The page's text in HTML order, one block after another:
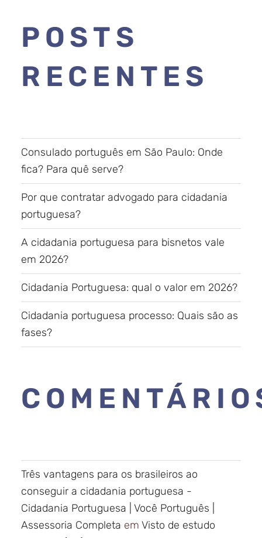
POSTS
RECENTES
Consulado português em São Paulo: Onde
fica? Para quê serve?
Por que contratar advogado para cidadania
portuguesa?
A cidadania portuguesa para bisnetos vale
em 2026?
Cidadania Portuguesa: qual o valor em 2026?
Cidadania portuguesa processo: Quais são as
fases?
Três vantagens para os brasileiros ao
conseguir a cidadania portuguesa -
Cidadania Portuguesa | Você Português |
Assessoria Completa em Visto de estudo